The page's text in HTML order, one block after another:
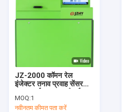
विडियो
फ़ैक्टरी दौरा
गुणवत्ता नियंत्रण
JZ-2000 कॉमन रेल
इंजेक्टर तनाव प्रवाह सेंसर
परीक्षण बेंच
MOQ:1
नवीनतम कीमत पता करें